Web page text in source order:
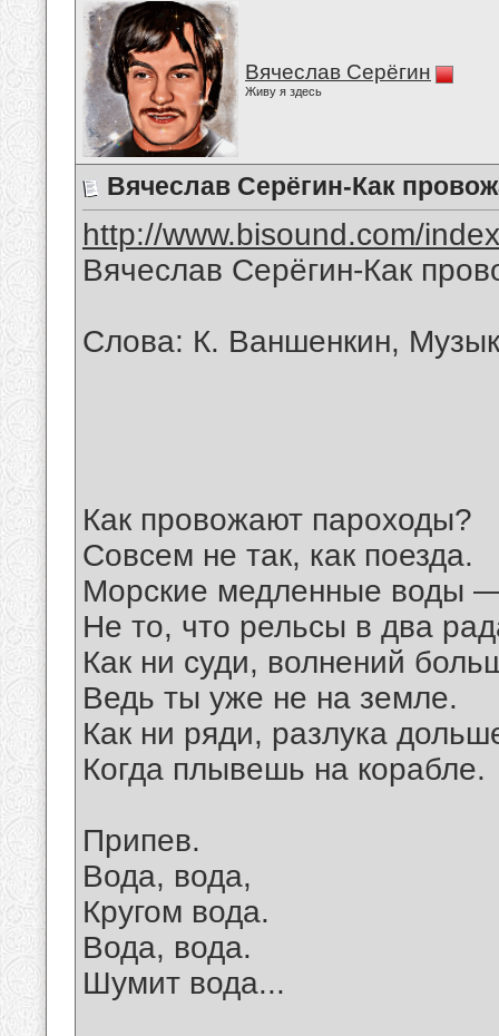
Вячеслав Серёгин
Живу я здесь
Вячеслав Серёгин-Как
http://www.bisound.com/
Вячеслав Серёгин-Как
Слова: К. Ваншенкин,
Как провожают пароходы?
Совсем не так, как поезда.
Морские медленные воды
Не то, что рельсы в два
Как ни суди, волнений
Ведь ты уже не на земле.
Как ни ряди, разлука
Когда плывешь на корабле.
Припев.
Вода, вода,
Кругом вода.
Вода, вода.
Шумит вода...